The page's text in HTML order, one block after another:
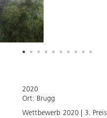
2020
Ort: Brugg
Wettbewerb 2020 | 3. Preis